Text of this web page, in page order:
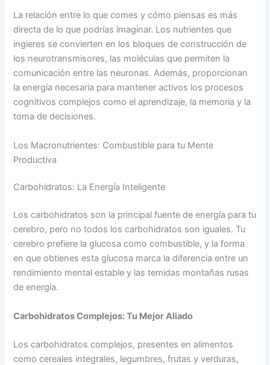
La relación entre lo que comes y cómo piensas es más
directa de lo que podrías imaginar. Los nutrientes que
ingieres se convierten en los bloques de construcción de
los neurotransmisores, las moléculas que permiten la
comunicación entre las neuronas. Además, proporcionan
la energía necesaria para mantener activos los procesos
cognitivos complejos como el aprendizaje, la memoria y la
toma de decisiones.
Los Macronutrientes: Combustible para tu Mente
Productiva
Carbohidratos: La Energía Inteligente
Los carbohidratos son la principal fuente de energía para tu
cerebro, pero no todos los carbohidratos son iguales. Tu
cerebro prefiere la glucosa como combustible, y la forma
en que obtienes esta glucosa marca la diferencia entre un
rendimiento mental estable y las temidas montañas rusas
de energía.
Carbohidratos Complejos: Tu Mejor Aliado
Los carbohidratos complejos, presentes en alimentos
como cereales integrales, legumbres, frutas y verduras,